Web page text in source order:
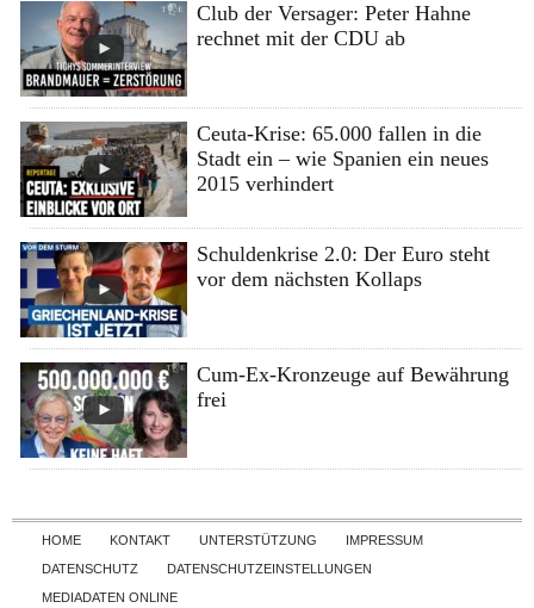
Club der Versager: Peter Hahne
rechnet mit der CDU ab
Ceuta-Krise: 65.000 fallen in die
Stadt ein – wie Spanien ein neues
2015 verhindert
Schuldenkrise 2.0: Der Euro steht
vor dem nächsten Kollaps
Cum-Ex-Kronzeuge auf Bewährung
frei
Skip to content
HOME KONTAKT UNTERSTÜTZUNG
IMPRESSUM
DATENSCHUTZ
DATENSCHUTZEINSTELLUNGEN
MEDIADATEN ONLINE